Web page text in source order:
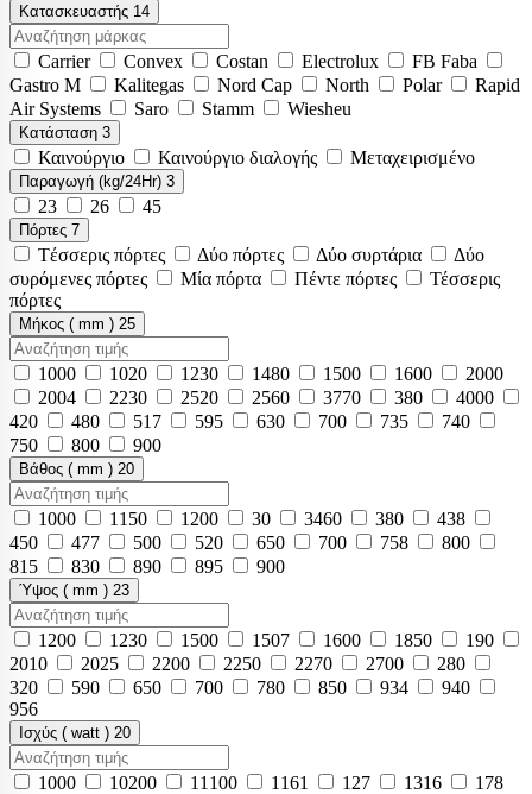
Κατασκευαστής 14
Carrier Convex Costan Electrolux
FB Faba
Gastro M
Kalitegas Nord Cap North Polar
Rapid
Air Systems
Saro Stamm Wiesheu
Κατάσταση 3
Καινούργιο Καινούργιο διαλογής Μεταχειρισμένο
Παραγωγή (kg/24Hr) 3
23 26 45
Πόρτες 7
Tέσσερις πόρτες Δύο πόρτες Δύο συρτάρια
Δύο
συρόμενες πόρτες
Μία πόρτα Πέντε πόρτες
Τέσσερις
πόρτες
Μήκος ( mm ) 25
1000 1020 1230 1480 1500 1600
2000
2004
2230 2520 2560 3770 380
4000
420
480 517 595 630 700 735
740
750
800 900
Βάθος ( mm ) 20
1000 1150 1200 30 3460 380
438
450
477 500 520 650 700 758
800
815
830 890 895 900
Ύψος ( mm ) 23
1200 1230 1500 1507 1600 1850
190
2010
2025 2200 2250 2270 2700
280
320
590 650 700 780 850 934
940
956
Ισχύς ( watt ) 20
1000 10200 11100 1161 127 1316
178